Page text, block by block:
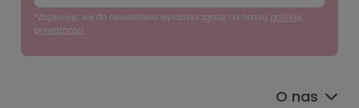
*Zapisując się do newslettera wyrażasz zgodę na naszą politykę
prywatności
O nas